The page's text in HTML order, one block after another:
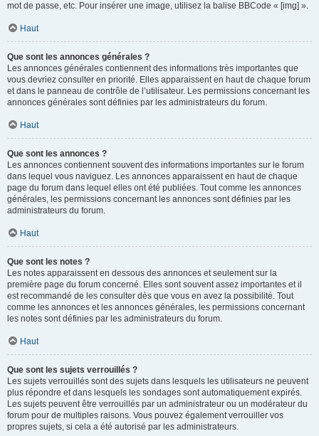
mot de passe, etc. Pour insérer une image, utilisez la balise BBCode « [img] ».
Haut
Que sont les annonces générales ?
Les annonces générales contiennent des informations très importantes que
vous devriez consulter en priorité. Elles apparaissent en haut de chaque forum
et dans le panneau de contrôle de l’utilisateur. Les permissions concernant les
annonces générales sont définies par les administrateurs du forum.
Haut
Que sont les annonces ?
Les annonces contiennent souvent des informations importantes sur le forum
dans lequel vous naviguez. Les annonces apparaissent en haut de chaque
page du forum dans lequel elles ont été publiées. Tout comme les annonces
générales, les permissions concernant les annonces sont définies par les
administrateurs du forum.
Haut
Que sont les notes ?
Les notes apparaissent en dessous des annonces et seulement sur la
première page du forum concerné. Elles sont souvent assez importantes et il
est recommandé de les consulter dès que vous en avez la possibilité. Tout
comme les annonces et les annonces générales, les permissions concernant
les notes sont définies par les administrateurs du forum.
Haut
Que sont les sujets verrouillés ?
Les sujets verrouillés sont des sujets dans lesquels les utilisateurs ne peuvent
plus répondre et dans lesquels les sondages sont automatiquement expirés.
Les sujets peuvent être verrouillés par un administrateur ou un modérateur du
forum pour de multiples raisons. Vous pouvez également verrouiller vos
propres sujets, si cela a été autorisé par les administrateurs.